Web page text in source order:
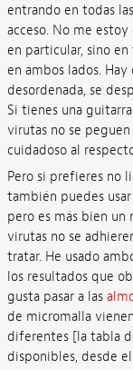
entrando en todas
acceso. No me
en particular, sino
en ambos lados.
desordenada, se
Si tienes una
virutas no se peguen
cuidadoso al
Pero si prefieres no
también puedes usar
pero es más bien un
virutas no se
tratar. He usado
los resultados que
gusta pasar a las
de micromalla
diferentes [la tabla
disponibles, desde